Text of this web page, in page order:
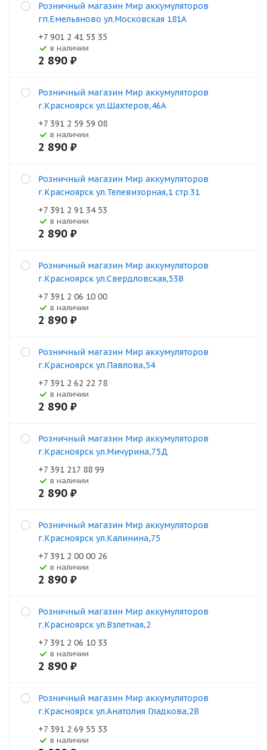
Розничный магазин Мир аккумуляторов
гп.Емельяново ул.Московская 181А
+7 901 2 41 53 35
В наличии
2 890 ₽
Розничный магазин Мир аккумуляторов
г.Красноярск ул.Шахтеров,46А
+7 391 2 59 59 08
В наличии
2 890 ₽
Розничный магазин Мир аккумуляторов
г.Красноярск ул.Телевизорная,1 стр.31
+7 391 2 91 34 53
В наличии
2 890 ₽
Розничный магазин Мир аккумуляторов
г.Красноярск ул.Свердловская,53В
+7 391 2 06 10 00
В наличии
2 890 ₽
Розничный магазин Мир аккумуляторов
г.Красноярск ул.Павлова,54
+7 391 2 62 22 78
В наличии
2 890 ₽
Розничный магазин Мир аккумуляторов
г.Красноярск ул.Мичурина,75Д
+7 391 217 88 99
В наличии
2 890 ₽
Розничный магазин Мир аккумуляторов
г.Красноярск ул.Калинина,75
+7 391 2 00 00 26
В наличии
2 890 ₽
Розничный магазин Мир аккумуляторов
г.Красноярск ул.Взлетная,2
+7 391 2 06 10 33
В наличии
2 890 ₽
Розничный магазин Мир аккумуляторов
г.Красноярск ул.Анатолия Гладкова,2В
+7 391 2 69 55 33
В наличии